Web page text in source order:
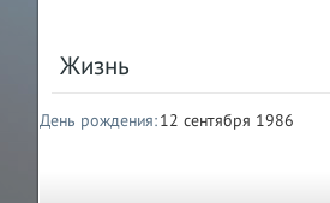
Жизнь
День рождения:12 сентября 1986